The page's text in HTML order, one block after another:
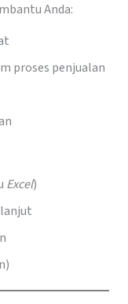
Anda:
proses penjualan
Excel)